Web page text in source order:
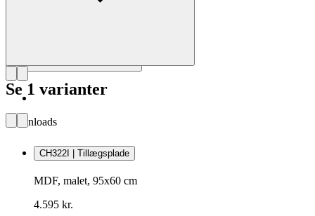
Downloads
Se 1 varianter
CH322I | Tillægsplade
MDF, malet, 95x60 cm
4.595 kr.